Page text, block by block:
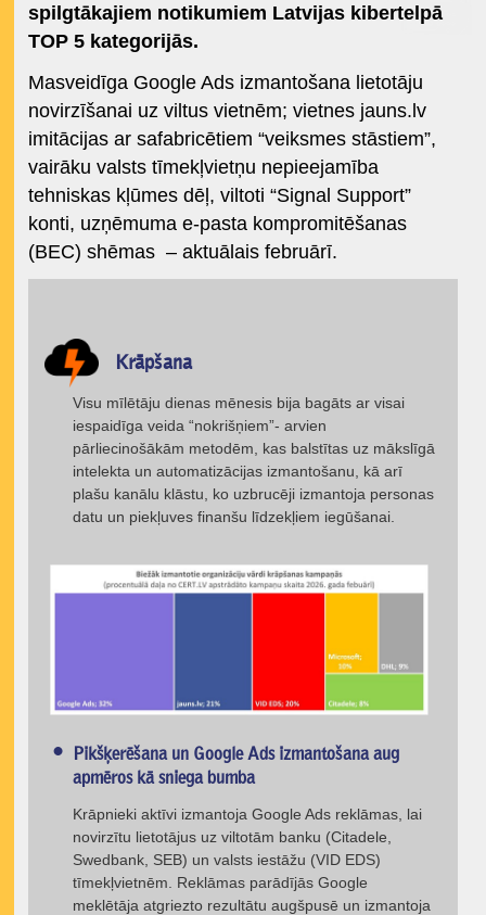
spilgtākajiem notikumiem Latvijas kibertelpā
TOP 5 kategorijās.
Masveidīga Google Ads izmantošana lietotāju
novirzīšanai uz viltus vietnēm; vietnes jauns.lv
imitācijas ar safabricētiem “veiksmes stāstiem”,
vairāku valsts tīmekļvietņu nepieejamība
tehniskas kļūmes dēļ, viltoti “Signal Support”
konti, uzņēmuma e-pasta kompromitēšanas
(BEC) shēmas – aktuālais februārī.
Krāpšana
Visu mīlētāju dienas mēnesis bija bagāts ar visai
iespaidīga veida “nokrišņiem”- arvien
pārliecinošākām metodēm, kas balstītas uz mākslīgā
intelekta un automatizācijas izmantošanu, kā arī
plašu kanālu klāstu, ko uzbrucēji izmantoja personas
datu un piekļuves finanšu līdzekļiem iegūšanai.
Pikšķerēšana un Google Ads izmantošana aug
apmēros kā sniega bumba
Krāpnieki aktīvi izmantoja Google Ads reklāmas, lai
novirzītu lietotājus uz viltotām banku (Citadele,
Swedbank, SEB) un valsts iestāžu (VID EDS)
tīmekļvietnēm. Reklāmas parādījās Google
meklētāja atgriezto rezultātu augšpusē un izmantoja